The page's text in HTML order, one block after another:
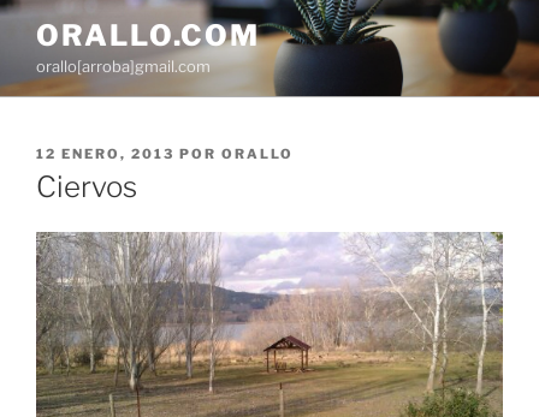
Saltar
contenido
ORALLO.COM
orallo[arroba]gmail.com
PUBLICADO
EL
12 ENERO, 2013 POR ORALLO
Ciervos